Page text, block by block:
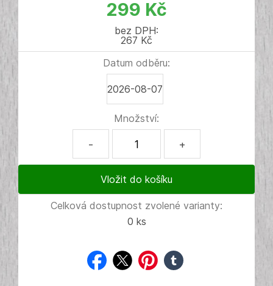
299 Kč
bez DPH:
267 Kč
Datum odběru:
2026-08-07
Množství:
- +
Celková dostupnost zvolené varianty:
0 ks
facebook
twitterpinterest
tumblr